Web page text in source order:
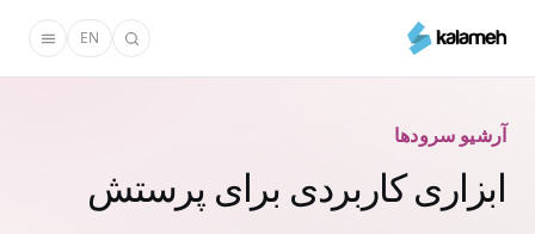
محتوای
EN
آرشیو سرودها
ابزاری کاربردی برای پرستش